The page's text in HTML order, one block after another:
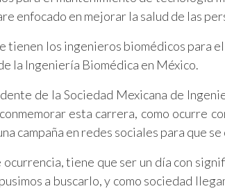
enfocado en mejorar la salud de las
tienen los ingenieros biomédicos para
la Ingeniería Biomédica en México.
de la Sociedad Mexicana de
esta carrera, como ocurre
campaña en redes sociales para que
ocurrencia, tiene que ser un día con
a buscarlo, y como sociedad